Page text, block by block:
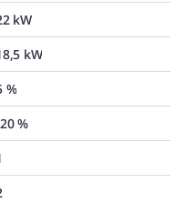
kW
kW
%
%